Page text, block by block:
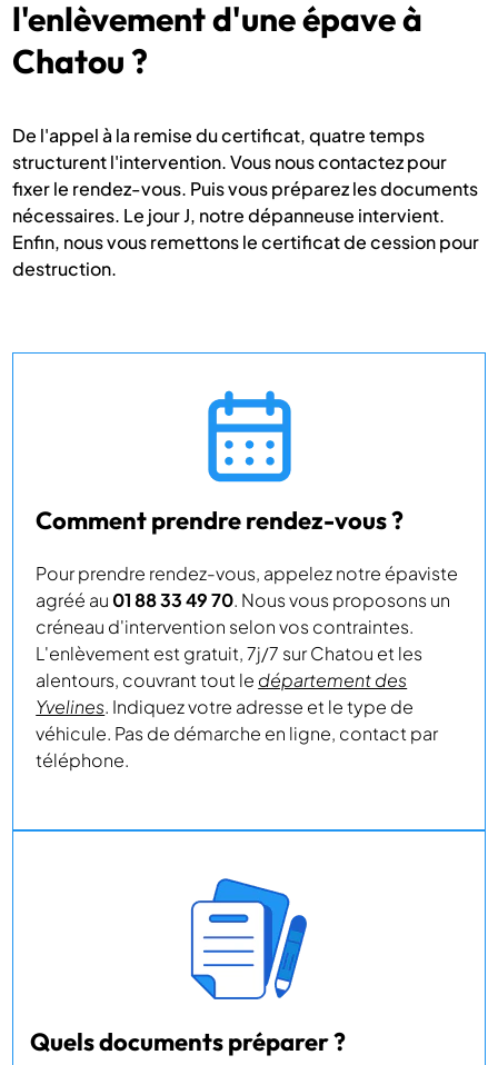
l'enlèvement d'une épave à
Chatou ?
De l'appel à la remise du certificat, quatre temps
structurent l'intervention. Vous nous contactez pour
fixer le rendez-vous. Puis vous préparez les documents
nécessaires. Le jour J, notre dépanneuse intervient.
Enfin, nous vous remettons le certificat de cession pour
destruction.
Comment prendre rendez-vous ?
Pour prendre rendez-vous, appelez notre épaviste
agréé au 01 88 33 49 70. Nous vous proposons un
créneau d'intervention selon vos contraintes.
L'enlèvement est gratuit, 7j/7 sur Chatou et les
alentours, couvrant tout le département des
Yvelines. Indiquez votre adresse et le type de
véhicule. Pas de démarche en ligne, contact par
téléphone.
Quels documents préparer ?